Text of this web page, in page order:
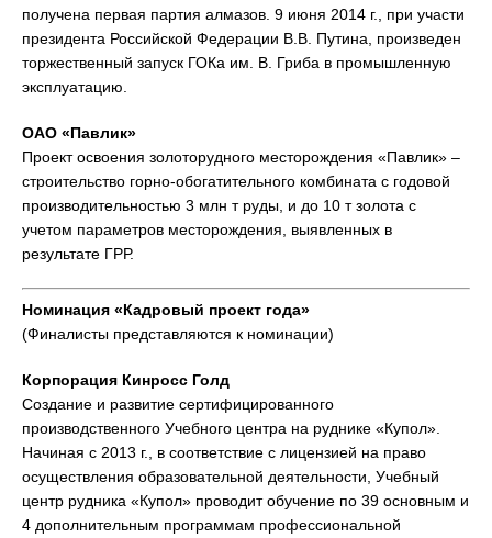
получена первая партия алмазов. 9 июня 2014 г., при участи
президента Российской Федерации В.В. Путина, произведен
торжественный запуск ГОКа им. В. Гриба в промышленную
эксплуатацию.
ОАО «Павлик»
Проект освоения золоторудного месторождения «Павлик» –
строительство горно-обогатительного комбината с годовой
производительностью 3 млн т руды, и до 10 т золота с
учетом параметров месторождения, выявленных в
результате ГРР.
Номинация «Кадровый проект года»
(Финалисты представляются к номинации)
Корпорация Кинросс Голд
Создание и развитие сертифицированного
производственного Учебного центра на руднике «Купол».
Начиная с 2013 г., в соответствие с лицензией на право
осуществления образовательной деятельности, Учебный
центр рудника «Купол» проводит обучение по 39 основным и
4 дополнительным программам профессиональной